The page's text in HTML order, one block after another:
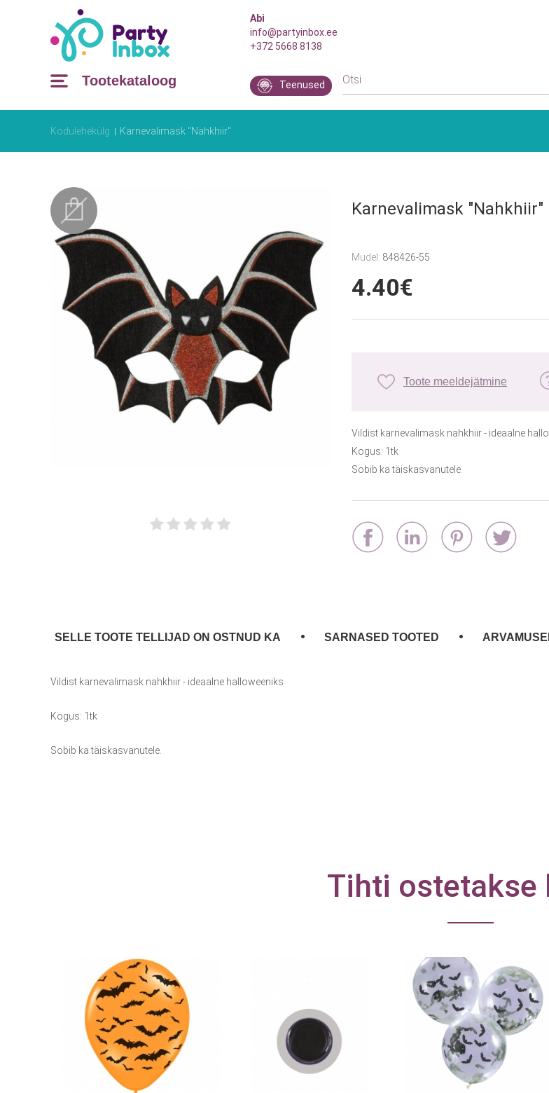
Abi
info@partyinbox.ee
+372 5668 8138
Tootekataloog Teenused
Kodulehekülg Karnevalimask "Nahkhiir"
Karnevalimask "Nahkhiir"
Mudel: 848426-55
4.40€
Toote meeldejätmine
Vildist karnevalimask nahkhiir - ideaalne
Kogus: 1tk
Sobib ka täiskasvanutele.
SELLE TOOTE TELLIJAD ON OSTNUD KA SARNASED TOOTED
Vildist karnevalimask nahkhiir - ideaalne halloweeniks
Kogus: 1tk
Sobib ka täiskasvanutele.
Tihti ostetakse